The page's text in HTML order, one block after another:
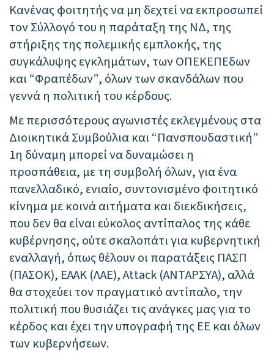
Κανένας φοιτητής να μη δεχτεί να εκπροσωπεί
τον Σύλλογό του η παράταξη της ΝΔ, της
στήριξης της πολεμικής εμπλοκής, της
συγκάλυψης εγκλημάτων, των ΟΠΕΚΕΠΕδων
και “Φραπέδων”, όλων των σκανδάλων που
γεννά η πολιτική του κέρδους.
Με περισσότερους αγωνιστές εκλεγμένους στα
Διοικητικά Συμβούλια και “Πανσπουδαστική”
1η δύναμη μπορεί να δυναμώσει η
προσπάθεια, με τη συμβολή όλων, για ένα
πανελλαδικό, ενιαίο, συντονισμένο φοιτητικό
κίνημα με κοινά αιτήματα και διεκδικήσεις,
που δεν θα είναι εύκολος αντίπαλος της κάθε
κυβέρνησης, ούτε σκαλοπάτι για κυβερνητική
εναλλαγή, όπως θέλουν οι παρατάξεις ΠΑΣΠ
(ΠΑΣΟΚ), ΕΑΑΚ (ΛΑΕ), Attack (ΑΝΤΑΡΣΥΑ), αλλά
θα στοχεύει τον πραγματικό αντίπαλο, την
πολιτική που θυσιάζει τις ανάγκες μας για το
κέρδος και έχει την υπογραφή της ΕΕ και όλων
των κυβερνήσεων.